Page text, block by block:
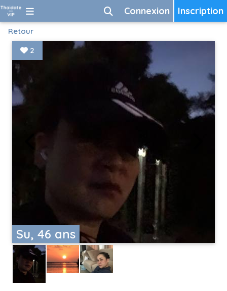
Inscription
Connexion
Retour
Su, 46 ans
2